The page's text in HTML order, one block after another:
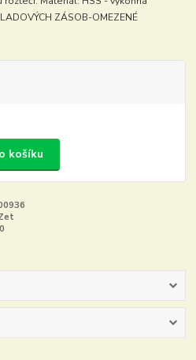
ZÁSOB-OMEZENÉ
košíku